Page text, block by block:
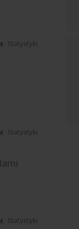
Statystyki
Statystyki
Statystyki